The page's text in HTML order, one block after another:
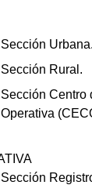
Sección Urbana.
Sección Rural.
Sección Centro
Operativa
Sección